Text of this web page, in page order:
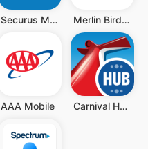
Securus Mobile Merlin Bird ID von Cornell Lab
AAA Mobile Carnival HUB